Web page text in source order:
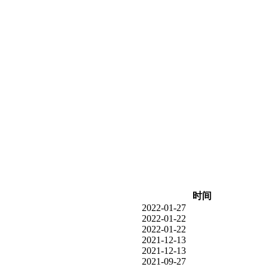
时间
2022-01-27
2022-01-22
2022-01-22
2021-12-13
2021-12-13
2021-09-27